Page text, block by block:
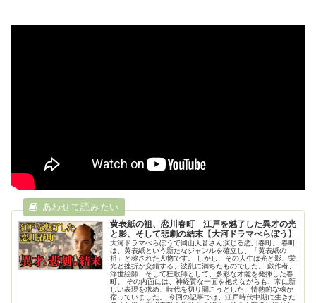
黄表紙の祖、恋川春町 江戸を魅了した異才の光
と影、そして悲劇の結末【大河ドラマべらぼう】
大河ドラマべらぼうで岡山天音さん演じる恋川春町。 春町
は、黄表紙という新たなジャンルを確立し、「黄表紙の
祖」と称された人物です。 しかし、その人生は光と影、栄
光と挫折が交錯する、波乱に満ちたものでした。 戯作者、
浮世絵師、そして狂歌師として、多彩な才能を発揮した春
町。 その内面には、神経質な一面を抱えながらも、常に新
しい表現を求め、時代を切り開こうとした、情熱的な魂が
宿っていました。 今回の記事では、江戸時代中期に生きた